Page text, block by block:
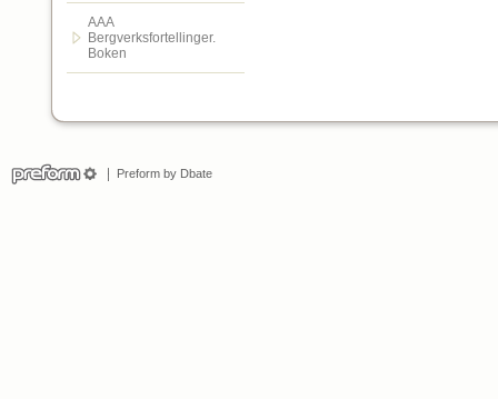
AAA
Bergverksfortellinger.
Boken
Preform by Dbate